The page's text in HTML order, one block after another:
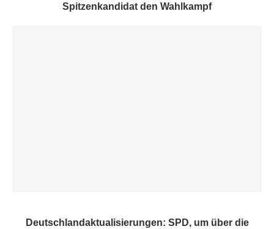
Spitzenkandidat den Wahlkampf
Deutschlandaktualisierungen: SPD, um über die